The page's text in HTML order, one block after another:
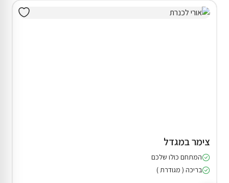
צימר במגדל
המתחם כולו שלכם
בריכה ( מגודרת )